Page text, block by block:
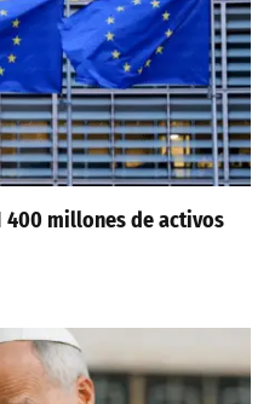
400 millones de activos